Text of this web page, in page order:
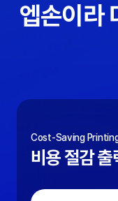
엡손이라
Cost-Saving
비용 절감 출